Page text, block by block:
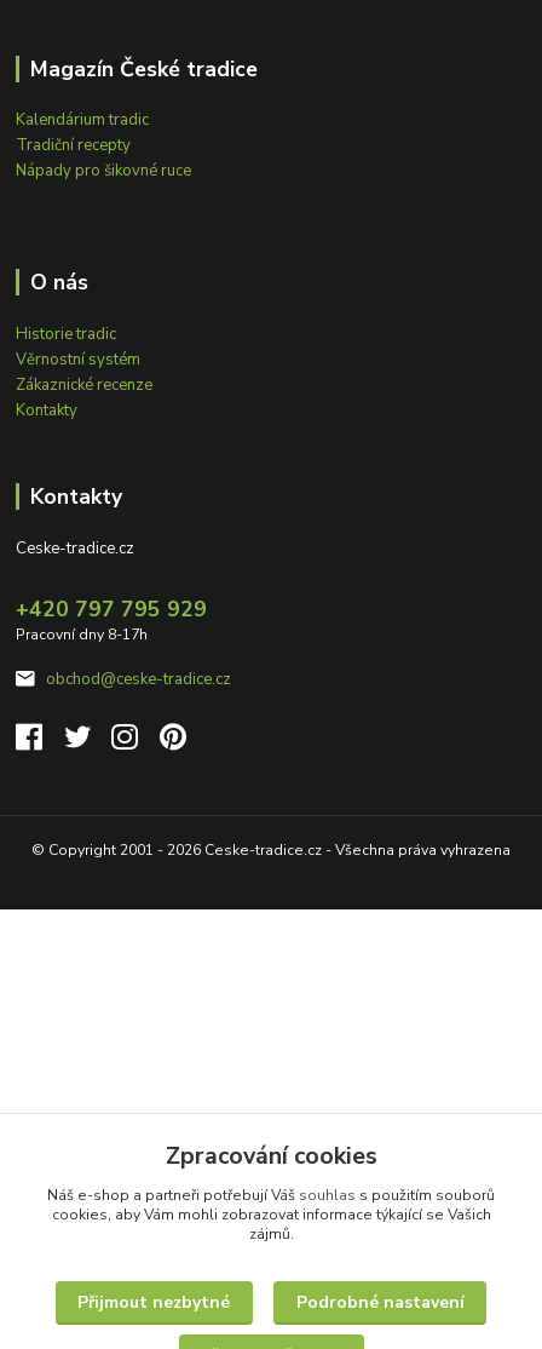
Magazín České tradice
Kalendárium tradic
Tradiční recepty
Nápady pro šikovné ruce
O nás
Historie tradic
Věrnostní systém
Zákaznické recenze
Kontakty
Kontakty
Ceske-tradice.cz
+420 797 795 929
Pracovní dny 8-17h
obchod@ceske-tradice.cz
© Copyright 2001 - 2026 Ceske-tradice.cz - Všechna práva vyhrazena
Zpracování cookies
Náš e-shop a partneři potřebují Váš souhlas s použitím souborů
cookies, aby Vám mohli zobrazovat informace týkající se Vašich
zájmů.
Přijmout nezbytné Podrobné nastavení